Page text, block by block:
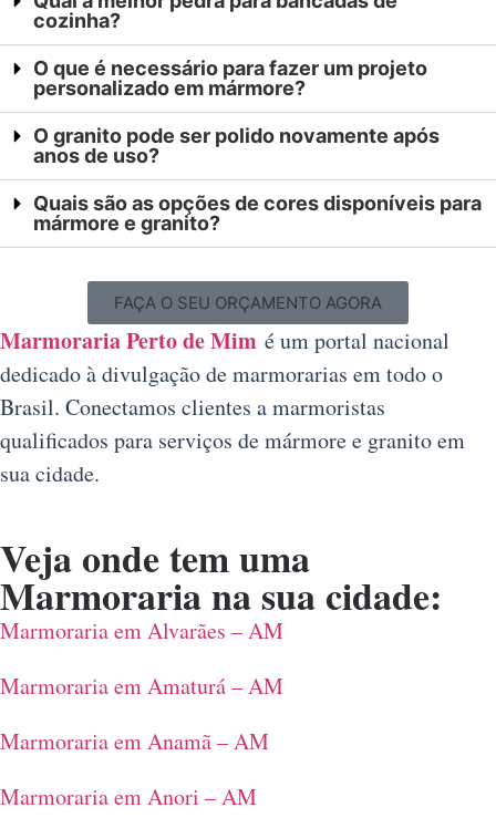
cozinha?
O que é necessário para fazer um projeto
personalizado em mármore?
O granito pode ser polido novamente após
anos de uso?
Quais são as opções de cores disponíveis para
mármore e granito?
FAÇA O SEU ORÇAMENTO AGORA
Marmoraria Perto de Mim é um portal nacional
dedicado à divulgação de marmorarias em todo o
Brasil. Conectamos clientes a marmoristas
qualificados para serviços de mármore e granito em
sua cidade.
Veja onde tem uma
Marmoraria na sua cidade:
Marmoraria em Alvarães – AM
Marmoraria em Amaturá – AM
Marmoraria em Anamã – AM
Marmoraria em Anori – AM